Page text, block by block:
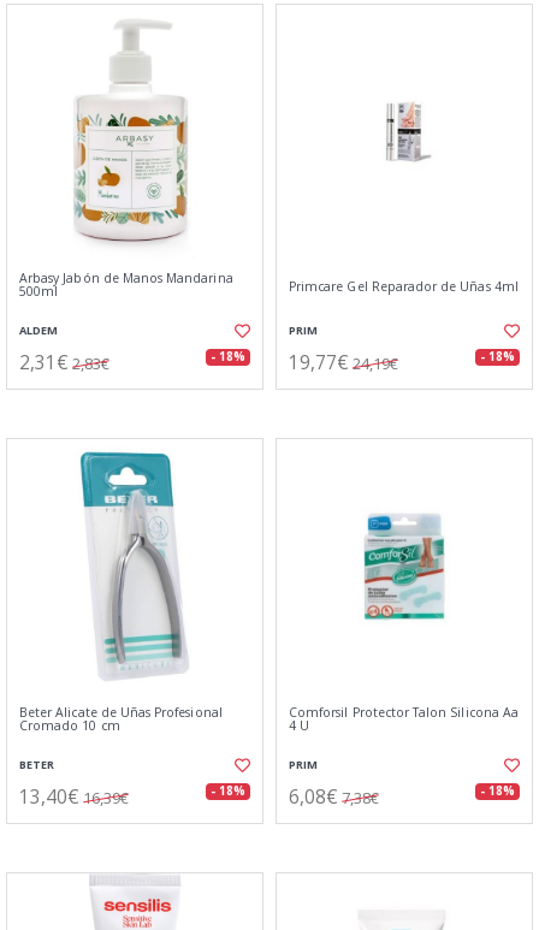
Arbasy Jabón de Manos Mandarina
500ml
ALDEM
2,31€ 2,83€ - 18%
Primcare Gel Reparador de Uñas 4ml
PRIM
19,77€ 24,19€ - 18%
Beter Alicate de Uñas Profesional
Cromado 10 cm
BETER
13,40€ 16,39€ - 18%
Comforsil Protector Talon Silicona Aa
4 U
PRIM
6,08€ 7,38€ - 18%